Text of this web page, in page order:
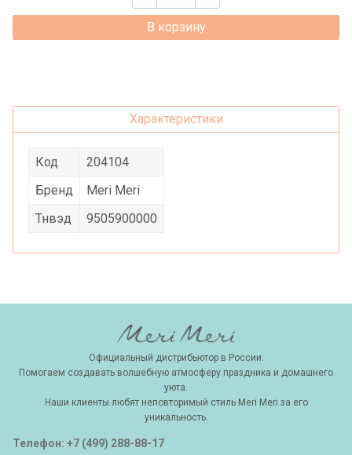
В корзину
Характеристики
Код
204104
Бренд
Meri Meri
Тнвэд
9505900000
Официальный дистрибьютор в России.
Помогаем создавать волшебную атмосферу праздника и домашнего
уюта.
Наши клиенты любят неповторимый стиль Meri Meri за его
уникальность.
Телефон: +7 (499) 288-88-17